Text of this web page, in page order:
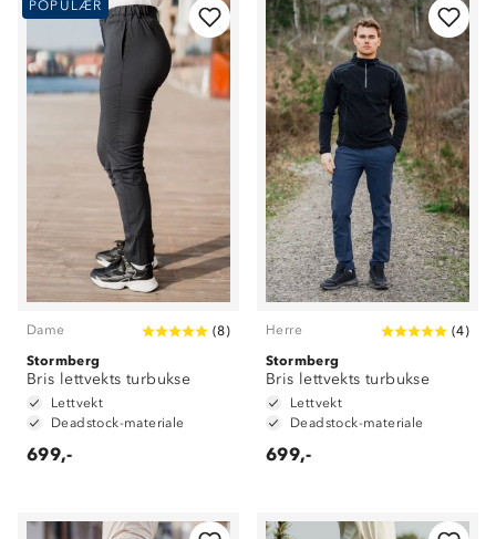
POPULÆR
Dame (8)
Stormberg
Bris lettvekts turbukse
Lettvekt
Deadstock-materiale
699,-
Herre (4)
Stormberg
Bris lettvekts turbukse
Lettvekt
Deadstock-materiale
699,-